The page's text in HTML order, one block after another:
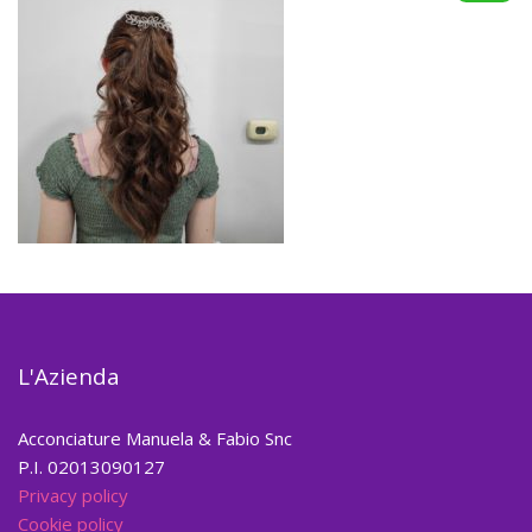
L'Azienda
Acconciature Manuela & Fabio Snc
P.I. 02013090127
Privacy policy
Cookie policy